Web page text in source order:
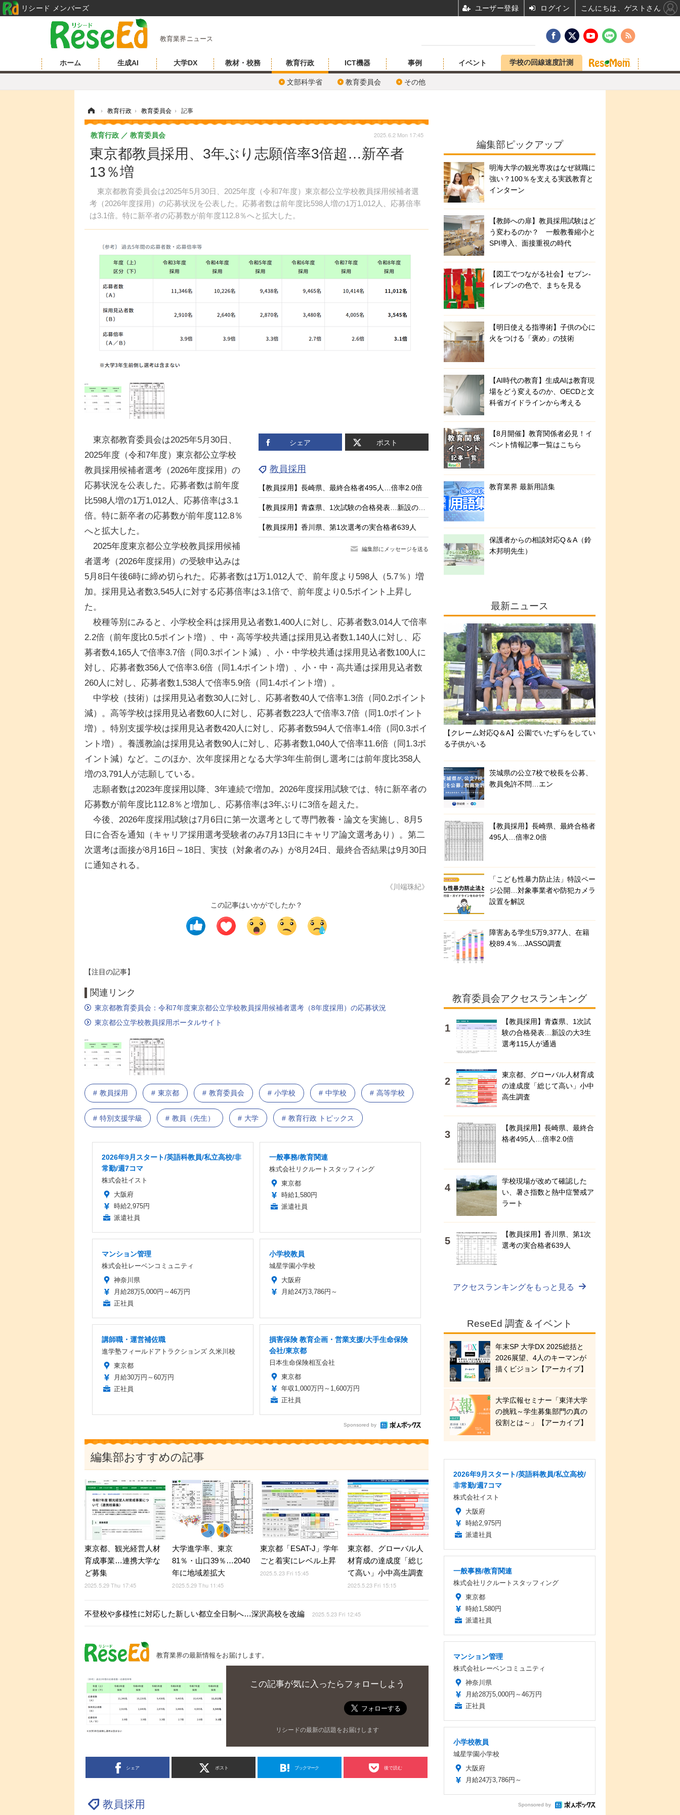
教育業界ニュース
ホーム 生成AI 大学DX 教材・校務 教育行政
文部科学省 教育委員会 その他
ICT機器 事例 イベント 学校の回線速度計測
› 教育行政 › 教育委員会 › 記事
東京都教員採用、3年ぶり志願倍率3倍超…新卒者
13％増
東京都教育委員会は2025年5月30日、2025年度（令和7年度）東京都公立学校教員採用候補者選
考（2026年度採用）の応募状況を公表した。応募者数は前年度比598人増の1万1,012人、応募倍率
は3.1倍。特に新卒者の応募数が前年度112.8％へと拡大した。
教育行政 教育委員会 2025.6.2 Mon 17:45
シェア ポスト
教員採用
【教員採用】長崎県、最終合格者495人…倍率2.0倍
【教員採用】青森県、1次試験の合格発表…新設の大3生選考115人が通過
【教員採用】香川県、第1次選考の実合格者639人
編集部にメッセージを送る
東京都教育委員会は2025年5月30日、
2025年度（令和7年度）東京都公立学校
教員採用候補者選考（2026年度採用）の
応募状況を公表した。応募者数は前年度
比598人増の1万1,012人、応募倍率は3.1
倍。特に新卒者の応募数が前年度112.8％
へと拡大した。
2025年度東京都公立学校教員採用候補
者選考（2026年度採用）の受験申込みは
5月8日午後6時に締め切られた。応募者数は1万1,012人で、前年度より598人（5.7％）増
加。採用見込者数3,545人に対する応募倍率は3.1倍で、前年度より0.5ポイント上昇し
た。
校種等別にみると、小学校全科は採用見込者数1,400人に対し、応募者数3,014人で倍率
2.2倍（前年度比0.5ポイント増）、中・高等学校共通は採用見込者数1,140人に対し、応
募者数4,165人で倍率3.7倍（同0.3ポイント減）、小・中学校共通は採用見込者数100人に
対し、応募者数356人で倍率3.6倍（同1.4ポイント増）、小・中・高共通は採用見込者数
260人に対し、応募者数1,538人で倍率5.9倍（同1.4ポイント増）。
中学校（技術）は採用見込者数30人に対し、応募者数40人で倍率1.3倍（同0.2ポイント
減）。高等学校は採用見込者数60人に対し、応募者数223人で倍率3.7倍（同1.0ポイント
増）。特別支援学校は採用見込者数420人に対し、応募者数594人で倍率1.4倍（同0.3ポイ
ント増）。養護教諭は採用見込者数90人に対し、応募者数1,040人で倍率11.6倍（同1.3ポ
イント減）など。このほか、次年度採用となる大学3年生前倒し選考には前年度比358人
増の3,791人が志願している。
志願者数は2023年度採用以降、3年連続で増加。2026年度採用試験では、特に新卒者の
応募数が前年度比112.8％と増加し、応募倍率は3年ぶりに3倍を超えた。
今後、2026年度採用試験は7月6日に第一次選考として専門教養・論文を実施し、8月5
日に合否を通知（キャリア採用選考受験者のみ7月13日にキャリア論文選考あり）。第二
次選考は面接が8月16日～18日、実技（対象者のみ）が8月24日、最終合否結果は9月30日
に通知される。
《川端珠紀》
この記事はいかがでしたか？
【注目の記事】
関連リンク
東京都教育委員会：令和7年度東京都公立学校教員採用候補者選考（8年度採用）の応募状況
東京都公立学校教員採用ポータルサイト
教員採用 東京都 教育委員会 小学校 中学校 高等学校
特別支援学級 教員（先生） 大学 教育行政 トピックス
2026年9月スタート/英語科教員/私立高校/非
常勤/週7コマ
株式会社イスト
大阪府
時給2,975円
派遣社員
一般事務/教育関連
株式会社リクルートスタッフィング
東京都
時給1,580円
派遣社員
マンション管理
株式会社レーベンコミュニティ
神奈川県
月給28万5,000円～46万円
正社員
小学校教員
城星学園小学校
大阪府
月給24万3,786円～
講師職・運営補佐職
進学塾フィールドアトラクションズ 久米川校
東京都
月給30万円～60万円
正社員
損害保険 教育企画・営業支援/大手生命保険
会社/東京都
日本生命保険相互会社
東京都
年収1,000万円～1,600万円
正社員
Sponsored by
編集部おすすめの記事
東京都、観光経営人材
育成事業…連携大学な
ど募集
2025.5.29 Thu 17:45
大学進学率、東京
81％・山口39％…2040
年に地域差拡大
2025.5.29 Thu 11:45
東京都「ESAT-J」学年
ごと着実にレベル上昇
2025.5.23 Fri 15:45
東京都、グローバル人
材育成の達成度「総じ
て高い」小中高生調査
2025.5.23 Fri 15:15
不登校や多様性に対応した新しい都立全日制へ…深沢高校を改編 2025.5.23 Fri 12:45
教育業界の最新情報をお届けします。
この記事が気に入ったらフォローしよう
リシードの最新の話題をお届けします
シェア ポスト ブックマーク 後で読む
教員採用
編集部ピックアップ
明海大学の観光専攻はなぜ就職に
強い？100％を支える実践教育と
インターン
【教師への扉】教員採用試験はど
う変わるのか？ 一般教養縮小と
SPI導入、面接重視の時代
【図工でつながる社会】セブン‐
イレブンの色で、まちを見る
【明日使える指導術】子供の心に
火をつける「褒め」の技術
【AI時代の教育】生成AIは教育現
場をどう変えるのか、OECDと文
科省ガイドラインから考える
【8月開催】教育関係者必見！イ
ベント情報記事一覧はこちら
教育業界 最新用語集
保護者からの相談対応Q＆A（鈴
木邦明先生）
最新ニュース
【クレーム対応Q＆A】公園でいたずらをしてい
る子供がいる
茨城県の公立7校で校長を公募、
教員免許不問…エン
【教員採用】長崎県、最終合格者
495人…倍率2.0倍
「こども性暴力防止法」特設ペー
ジ公開…対象事業者や防犯カメラ
設置を解説
障害ある学生5万9,377人、在籍
校89.4％…JASSO調査
教育委員会アクセスランキング
【教員採用】青森県、1次試
験の合格発表…新設の大3生
選考115人が通過
東京都、グローバル人材育成
の達成度「総じて高い」小中
高生調査
【教員採用】長崎県、最終合
格者495人…倍率2.0倍
学校現場が改めて確認した
い、暑さ指数と熱中症警戒ア
ラート
【教員採用】香川県、第1次
選考の実合格者639人
アクセスランキングをもっと見る
ReseEd 調査＆イベント
年末SP 大学DX 2025総括と
2026展望、4人のキーマンが
描くビジョン【アーカイブ】
大学広報セミナー「東洋大学
の挑戦～学生募集部門の真の
役割とは～」【アーカイブ】
2026年9月スタート/英語科教員/私立高校/
非常勤/週7コマ
株式会社イスト
大阪府
時給2,975円
派遣社員
一般事務/教育関連
株式会社リクルートスタッフィング
東京都
時給1,580円
派遣社員
マンション管理
株式会社レーベンコミュニティ
神奈川県
月給28万5,000円～46万円
正社員
小学校教員
城星学園小学校
大阪府
月給24万3,786円～
Sponsored by
リシード メンバーズ ユーザー登録 ログイン こんにちは、ゲストさん